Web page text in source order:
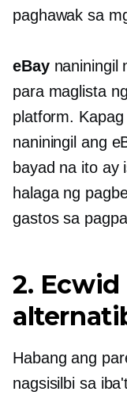
paghawak sa
eBaynaniningil
para maglista
platform.
naniningil ang
bayad na ito ay
halaga ng
gastos sa
2.
Habang ang
nagsisilbi sa